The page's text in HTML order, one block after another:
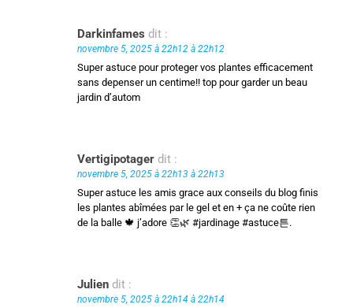
Darkinfames dit :
novembre 5, 2025 à 22h12 à 22h12
Super astuce pour proteger vos plantes efficacement
sans depenser un centime!! top pour garder un beau
jardin d’autom
Vertigipotager dit :
novembre 5, 2025 à 22h13 à 22h13
Super astuce les amis grace aux conseils du blog finis
les plantes abîmées par le gel et en + ça ne coûte rien
de la balle 🍁 j’adore 👏🌿 #jardinage #astuce튼.
Julien dit :
novembre 5, 2025 à 22h14 à 22h14